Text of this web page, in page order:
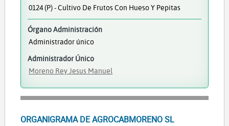
0124 (P) - Cultivo De Frutos Con Hueso Y Pepitas
Órgano Administración
Administrador único
Administrador Único
Moreno Rey Jesus Manuel
ORGANIGRAMA DE AGROCABMORENO SL